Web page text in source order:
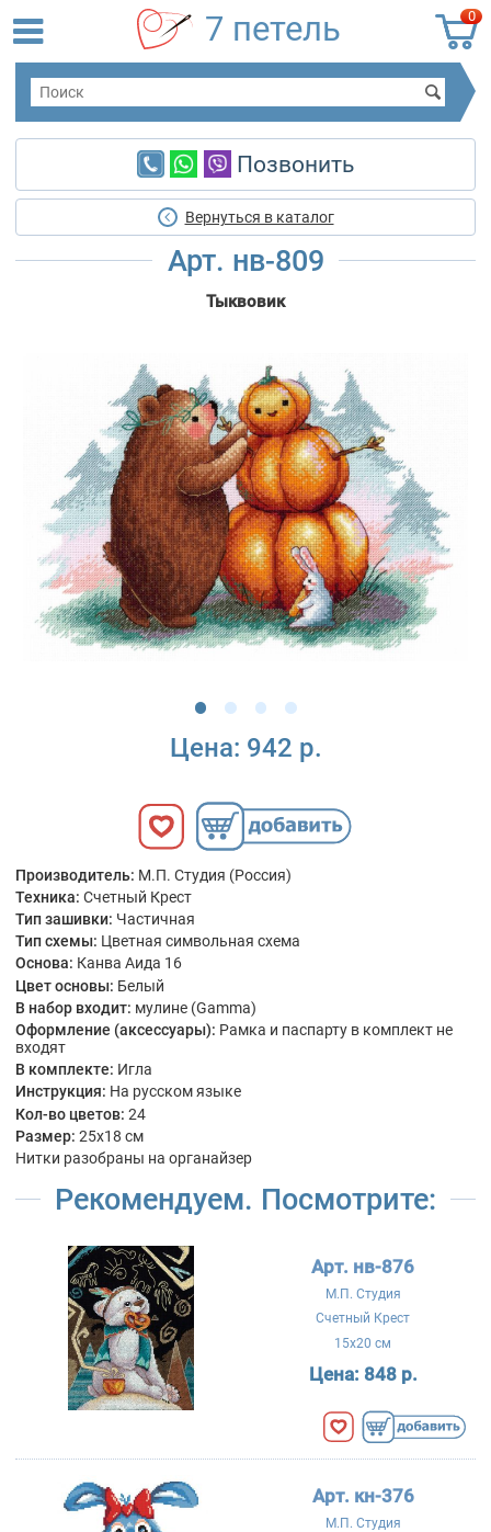
0
7 петель
Позвонить
Вернуться в каталог
Арт. нв-809
Тыквовик
Цена: 942 р.
Производитель: М.П. Студия (Россия)
Техника: Счетный Крест
Тип зашивки: Частичная
Тип схемы: Цветная символьная схема
Основа: Канва Аида 16
Цвет основы: Белый
В набор входит: мулине (Gamma)
Оформление (аксессуары): Рамка и паспарту в комплект не
входят
В комплекте: Игла
Инструкция: На русском языке
Кол-во цветов: 24
Размер: 25x18 см
Нитки разобраны на органайзер
Рекомендуем. Посмотрите:
Арт. нв-876
М.П. Студия
Счетный Крест
15x20 см
Цена: 848 р.
Арт. кн-376
М.П. Студия